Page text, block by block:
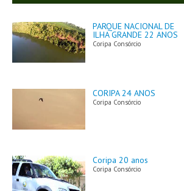
DEPARTAMENTOS
PROJETOS
PARQUE NACIONAL DE
ILHA GRANDE 22 ANOS
Coripa Consórcio
CORIPA 24 ANOS
Coripa Consórcio
Coripa 20 anos
Coripa Consórcio